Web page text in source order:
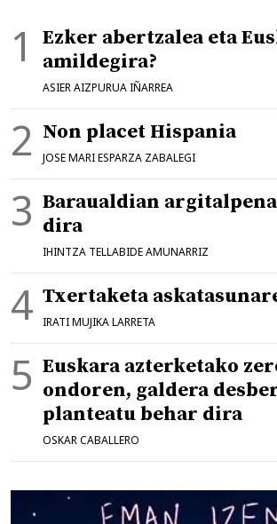
Ezker abertzalea eta
amildegira?
ASIER AIZPURUA IÑARREA
Non placet Hispania
JOSE MARI ESPARZA ZABALEGI
Baraualdian
dira
IHINTZA TELLABIDE AMUNARRIZ
Txertaketa
IRATI MUJIKA LARRETA
Euskara azterketako
ondoren, galdera
planteatu behar dira
OSKAR CABALLERO